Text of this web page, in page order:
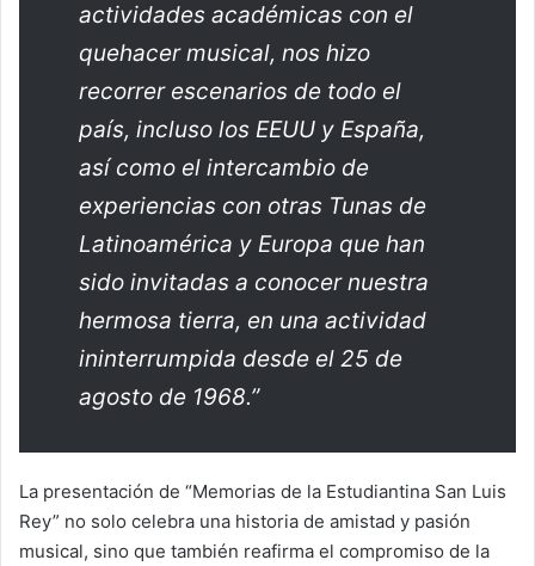
actividades académicas con el
quehacer musical, nos hizo
recorrer escenarios de todo el
país, incluso los EEUU y España,
así como el intercambio de
experiencias con otras Tunas de
Latinoamérica y Europa que han
sido invitadas a conocer nuestra
hermosa tierra, en una actividad
ininterrumpida desde el 25 de
agosto de 1968.”
La presentación de “Memorias de la Estudiantina San Luis
Rey” no solo celebra una historia de amistad y pasión
musical, sino que también reafirma el compromiso de la